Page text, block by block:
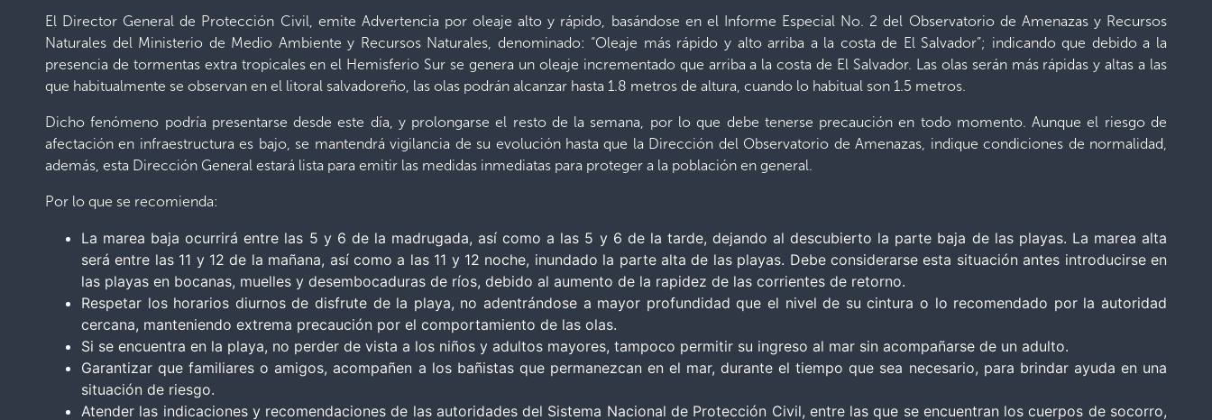
El Director General de Protección Civil, emite Advertencia por oleaje alto y rápido, basándose en el Informe Especial No. 2 del Observatorio de Amenazas y Recursos
Naturales del Ministerio de Medio Ambiente y Recursos Naturales, denominado: “Oleaje más rápido y alto arriba a la costa de El Salvador”; indicando que debido a la
presencia de tormentas extra tropicales en el Hemisferio Sur se genera un oleaje incrementado que arriba a la costa de El Salvador. Las olas serán más rápidas y altas a las
que habitualmente se observan en el litoral salvadoreño, las olas podrán alcanzar hasta 1.8 metros de altura, cuando lo habitual son 1.5 metros.
Dicho fenómeno podría presentarse desde este día, y prolongarse el resto de la semana, por lo que debe tenerse precaución en todo momento. Aunque el riesgo de
afectación en infraestructura es bajo, se mantendrá vigilancia de su evolución hasta que la Dirección del Observatorio de Amenazas, indique condiciones de normalidad,
además, esta Dirección General estará lista para emitir las medidas inmediatas para proteger a la población en general.
Por lo que se recomienda:
La marea baja ocurrirá entre las 5 y 6 de la madrugada, así como a las 5 y 6 de la tarde, dejando al descubierto la parte baja de las playas. La marea alta
será entre las 11 y 12 de la mañana, así como a las 11 y 12 noche, inundado la parte alta de las playas. Debe considerarse esta situación antes introducirse en
las playas en bocanas, muelles y desembocaduras de ríos, debido al aumento de la rapidez de las corrientes de retorno.
Respetar los horarios diurnos de disfrute de la playa, no adentrándose a mayor profundidad que el nivel de su cintura o lo recomendado por la autoridad
cercana, manteniendo extrema precaución por el comportamiento de las olas.
Si se encuentra en la playa, no perder de vista a los niños y adultos mayores, tampoco permitir su ingreso al mar sin acompañarse de un adulto.
Garantizar que familiares o amigos, acompañen a los bañistas que permanezcan en el mar, durante el tiempo que sea necesario, para brindar ayuda en una
situación de riesgo.
Atender las indicaciones y recomendaciones de las autoridades del Sistema Nacional de Protección Civil, entre las que se encuentran los cuerpos de socorro,